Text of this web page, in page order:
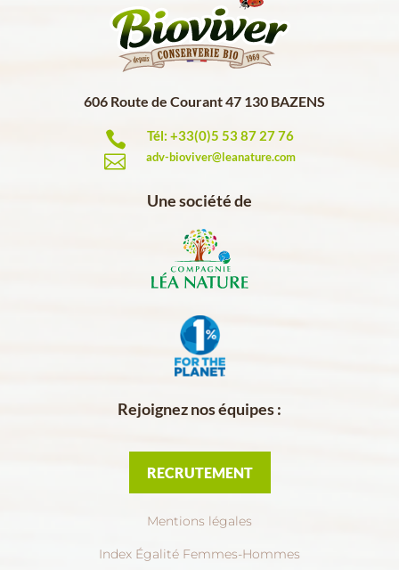
606 Route de Courant 47 130 BAZENS
 Tél: +33(0)5 53 87 27 76
 adv-bioviver@leanature.com
Une société de
Rejoignez nos équipes :
RECRUTEMENT
Mentions légales
Index Égalité Femmes-Hommes